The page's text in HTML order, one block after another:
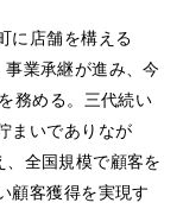
に店舗を構える
業承継が進み、今
務める。三代続い
まいでありなが
全国規模で顧客を
顧客獲得を実現す